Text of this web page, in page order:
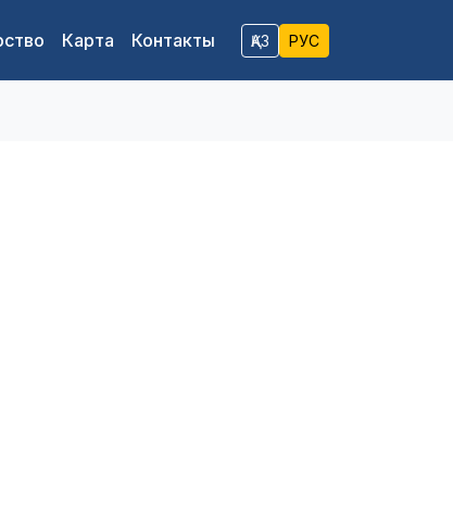
Карта Контакты ҚАЗ РУС